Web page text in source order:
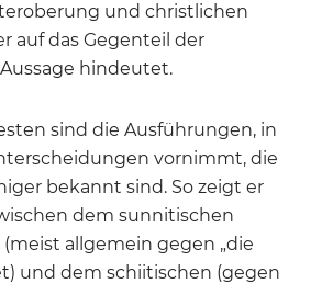
und christlichen
auf das Gegenteil der
hindeutet.
sind die Ausführungen, in
vornimmt, die
bekannt sind. So zeigt er
dem sunnitischen
allgemein gegen „die
und dem schiitischen (gegen